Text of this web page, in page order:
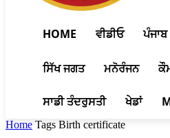
HOME ਵੀਡੀਓ ਪੰਜਾਬ
ਸਿੱਖ ਜਗਤ ਮਨੋਰੰਜਨ
ਸਾਡੀ ਤੰਦਰੁਸਤੀ ਖੇਡਾਂ
Home Tags Birth certificate